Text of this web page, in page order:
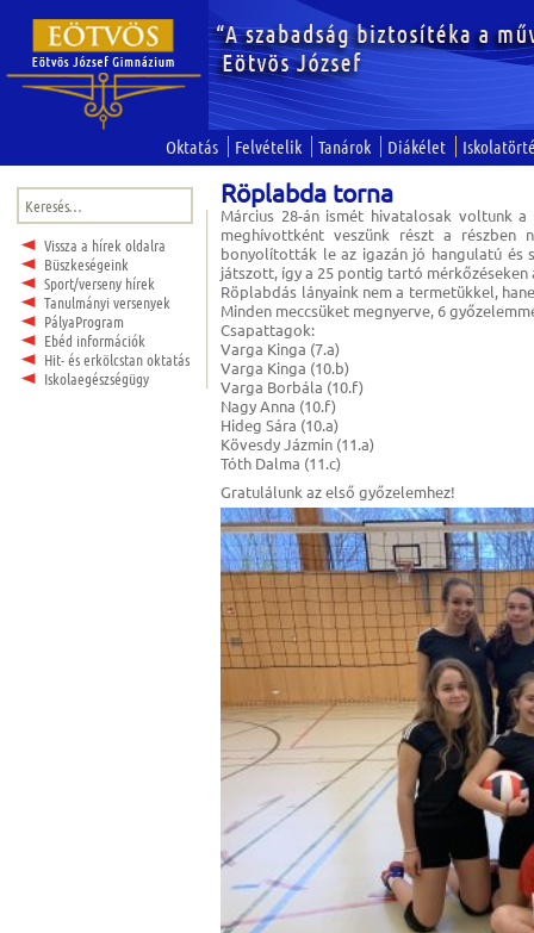
Oktatás Felvételik Tanárok Diákélet
Keresés:
Vissza a hírek oldalra
Büszkeségeink
Sport/verseny hírek
Tanulmányi versenyek
PályaProgram
Ebéd információk
Hit- és erkölcstan oktatás
Iskolaegészségügy
Röplabda torna
Március 28-án ismét hivatalosak voltunk
meghívottként veszünk részt a részben
bonyolították le az igazán jó hangulatú és
játszott, így a 25 pontig tartó
Röplabdás lányaink nem a termetükkel,
Minden meccsüket megnyerve, 6
Csapattagok:
Varga Kinga (7.a)
Varga Kinga (10.b)
Varga Borbála (10.f)
Nagy Anna (10.f)
Hideg Sára (10.a)
Kövesdy Jázmin (11.a)
Tóth Dalma (11.c)
Gratulálunk az első győzelemhez!